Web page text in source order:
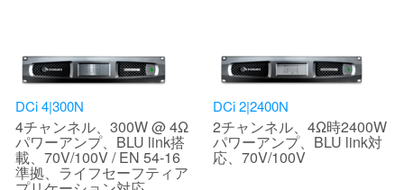
DCi 4|300N
4チャンネル、300W @ 4Ω
パワーアンプ、BLU link搭
載、70V/100V / EN 54-16
準拠、ライフセーフティア
DCi 2|2400N
2チャンネル、4Ω時2400W
パワーアンプ、BLU link対
応、70V/100V